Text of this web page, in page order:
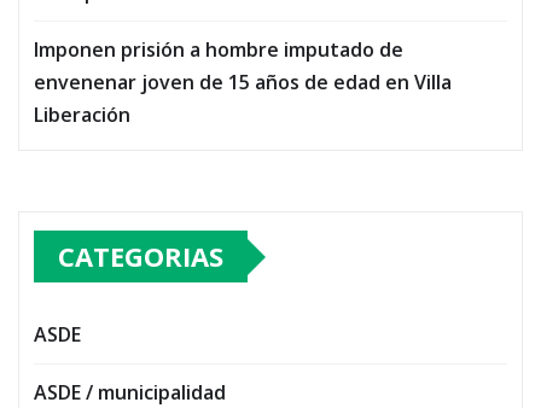
Imponen prisión a hombre imputado de
envenenar joven de 15 años de edad en Villa
Liberación
CATEGORIAS
ASDE
ASDE / municipalidad